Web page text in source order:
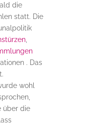
die
statt. Die
,
. Das
wohl
über die